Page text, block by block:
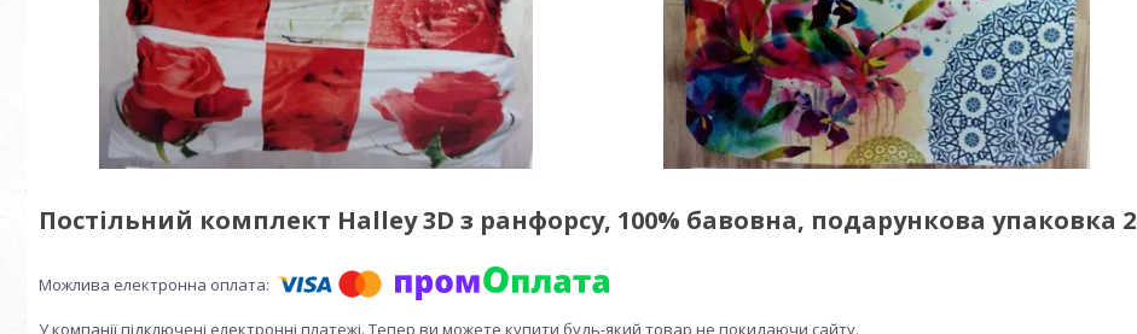
Постільний комплект Halley 3D з ранфорсу, 100% бавовна, подарункова упаковка 2
У компанії підключені електронні платежі. Тепер ви можете купити будь-який товар не покидаючи сайту.